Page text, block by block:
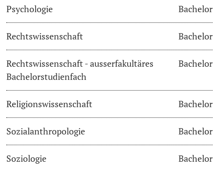
Psychologie Bachelor
Rechtswissenschaft Bachelor
Rechtswissenschaft - ausserfakultäres
Bachelorstudienfach
Bachelor
Religionswissenschaft Bachelor
Sozialanthropologie Bachelor
Soziologie Bachelor